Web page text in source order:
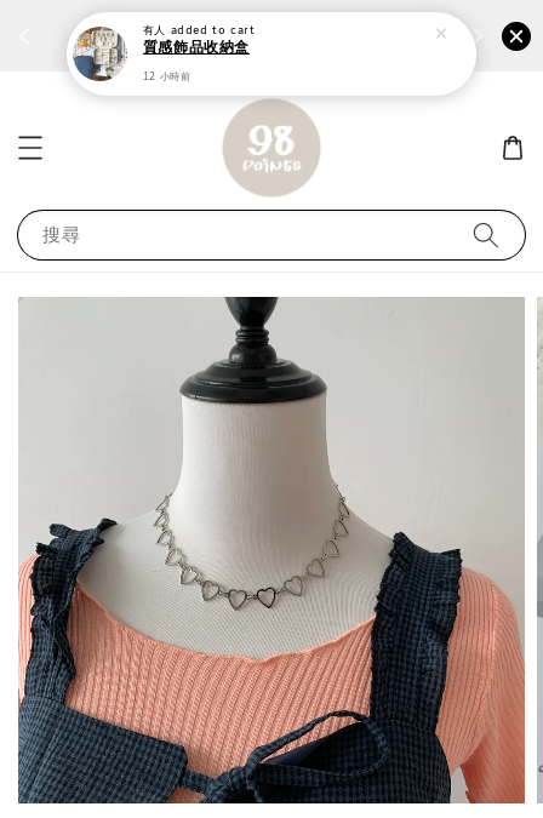
個性鋼戒任兩件1300⚡ 加
搜尋
有人 added to cart
質感飾品收納盒
12 小時前